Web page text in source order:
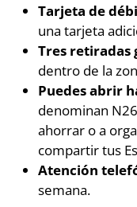
Tarjeta de
una tarjeta
Tres retiradas
dentro de la
Puedes abrir
denominan
ahorrar o a
compartir tus
Atención
semana.